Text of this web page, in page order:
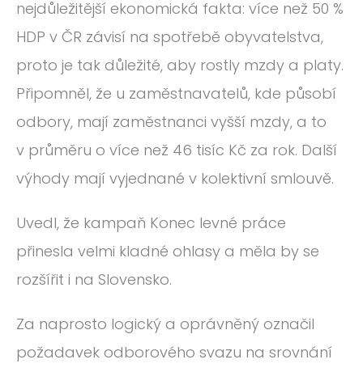
nejdůležitější ekonomická fakta: více než 50 %
HDP v ČR závisí na spotřebě obyvatelstva,
proto je tak důležité, aby rostly mzdy a platy.
Připomněl, že u zaměstnavatelů, kde působí
odbory, mají zaměstnanci vyšší mzdy, a to
v průměru o více než 46 tisíc Kč za rok. Další
výhody mají vyjednané v kolektivní smlouvě.
Uvedl, že kampaň Konec levné práce
přinesla velmi kladné ohlasy a měla by se
rozšířit i na Slovensko.
Za naprosto logický a oprávněný označil
požadavek odborového svazu na srovnání